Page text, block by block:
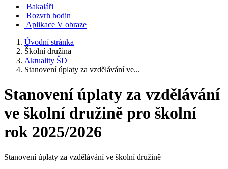
Bakaláři
Rozvrh hodin
Aplikace V obraze
Úvodní stránka
Školní družina
Aktuality ŠD
Stanovení úplaty za vzdělávání ve...
Stanovení úplaty za vzdělávání
ve školní družině pro školní
rok 2025/2026
Stanovení úplaty za vzdělávání ve školní družině